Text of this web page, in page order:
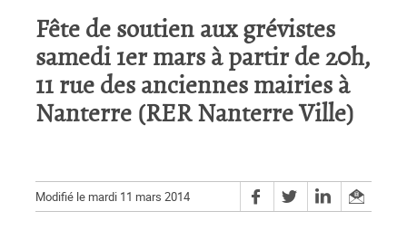
Fête de soutien aux grévistes
samedi 1er mars à partir de 20h,
11 rue des anciennes mairies à
Nanterre (RER Nanterre Ville)
Modifié le mardi 11 mars 2014